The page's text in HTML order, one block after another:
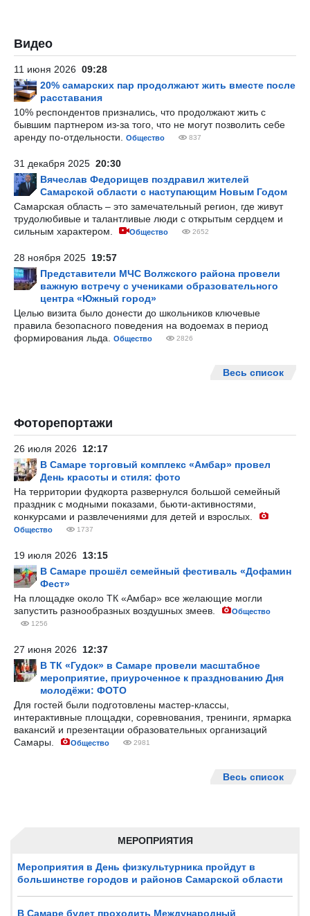
МЕРОПРИЯТИЯ
Мероприятия в День физкультурника пройдут в
большинстве городов и районов Самарской области
В Самаре будет проходить Международный
Видео
11 июня 2026 09:28
20% самарских пар продолжают жить вместе после
расставания
10% респондентов признались, что продолжают жить с
бывшим партнером из-за того, что не могут позволить себе
аренду по-отдельности.
Общество 837
31 декабря 2025 20:30
Вячеслав Федорищев поздравил жителей
Самарской области с наступающим Новым Годом
Самарская область – это замечательный регион, где живут
трудолюбивые и талантливые люди с открытым сердцем и
сильным характером.
Общество 2652
28 ноября 2025 19:57
Представители МЧС Волжского района провели
важную встречу с учениками образовательного
центра «Южный город»
Целью визита было донести до школьников ключевые
правила безопасного поведения на водоемах в период
формирования льда.
Общество 2826
Весь список
Фоторепортажи
26 июля 2026 12:17
В Самаре торговый комплекс «Амбар» провел
День красоты и стиля: фото
На территории фудкорта развернулся большой семейный
праздник с модными показами, бьюти-активностями,
конкурсами и развлечениями для детей и взрослых.
Общество 1737
19 июля 2026 13:15
В Самаре прошёл семейный фестиваль «Дофамин
Фест»
На площадке около ТК «Амбар» все желающие могли
запустить разнообразных воздушных змеев.
Общество
1256
27 июня 2026 12:37
В ТК «Гудок» в Самаре провели масштабное
мероприятие, приуроченное к празднованию Дня
молодёжи: ФОТО
Для гостей были подготовлены мастер-классы,
интерактивные площадки, соревнования, тренинги, ярмарка
вакансий и презентации образовательных организаций
Самары.
Общество 2981
Весь список